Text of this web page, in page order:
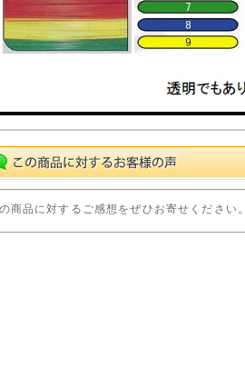
商品に対するご感想をぜひお寄せください。